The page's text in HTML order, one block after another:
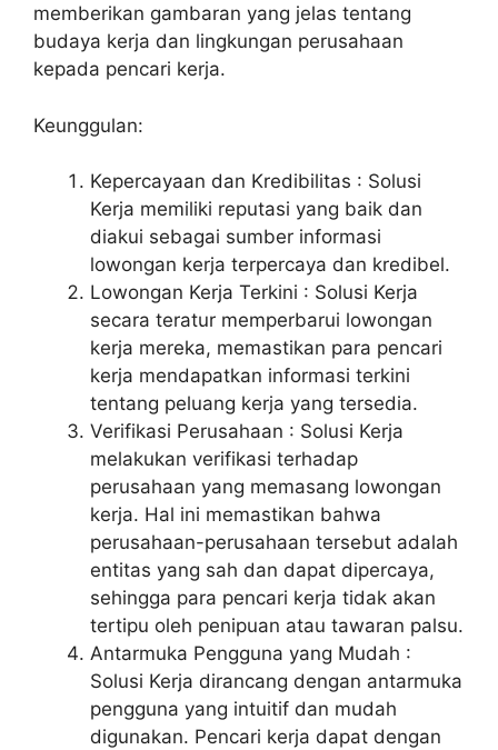
memberikan gambaran yang jelas tentang
budaya kerja dan lingkungan perusahaan
kepada pencari kerja.
Keunggulan:
Kepercayaan dan Kredibilitas : Solusi
Kerja memiliki reputasi yang baik dan
diakui sebagai sumber informasi
lowongan kerja terpercaya dan kredibel.
Lowongan Kerja Terkini : Solusi Kerja
secara teratur memperbarui lowongan
kerja mereka, memastikan para pencari
kerja mendapatkan informasi terkini
tentang peluang kerja yang tersedia.
Verifikasi Perusahaan : Solusi Kerja
melakukan verifikasi terhadap
perusahaan yang memasang lowongan
kerja. Hal ini memastikan bahwa
perusahaan-perusahaan tersebut adalah
entitas yang sah dan dapat dipercaya,
sehingga para pencari kerja tidak akan
tertipu oleh penipuan atau tawaran palsu.
Antarmuka Pengguna yang Mudah :
Solusi Kerja dirancang dengan antarmuka
pengguna yang intuitif dan mudah
digunakan. Pencari kerja dapat dengan